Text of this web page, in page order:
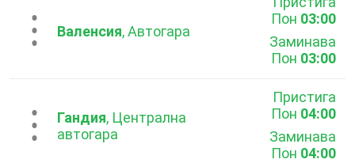
...Валенсия, Автогара
Пон 03:00
Заминава
Пон 03:00
...Гандия, Централна
автогара
Пристига
Пон 04:00
Заминава
Пон 04:00